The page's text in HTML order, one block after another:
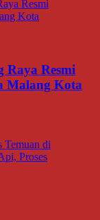
Raya Resmi
Malang Kota